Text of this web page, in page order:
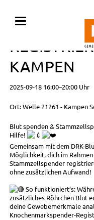
KAMPEN
2025-09-18 16:00–20:00 Uhr
Ort: Welle 21261 - Kampen
Blut spenden &
Hilfe!
Gemeinsam mit dem DRK-
Möglichkeit, dich im
Stammzellspender
ohne zusätzlichen Aufwand!
So funktioniert’s:
zusätzliches Röhrchen Blut
deine Gewebemerkmale
Knochenmarkspender-